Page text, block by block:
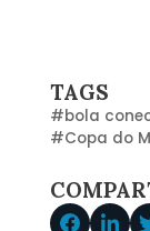
TAGS
#bola
#Copa do